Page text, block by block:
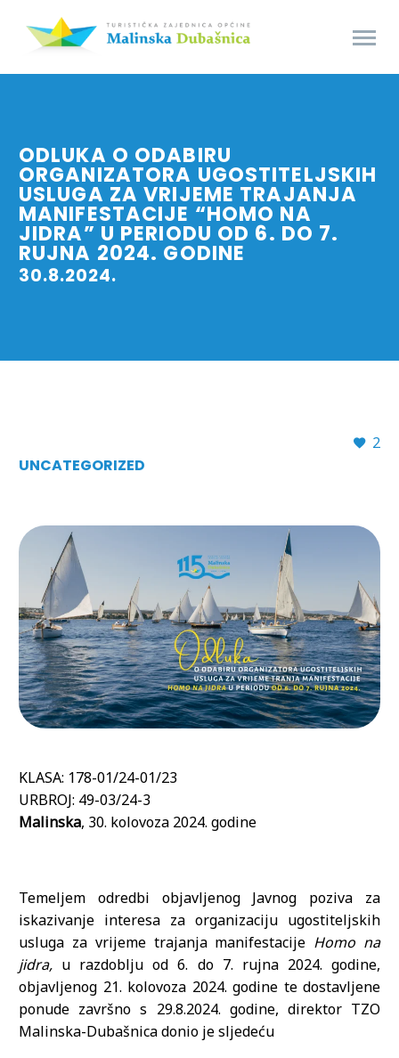
ODLUKA O ODABIRU
ORGANIZATORA UGOSTITELJSKIH
USLUGA ZA VRIJEME TRAJANJA
MANIFESTACIJE “HOMO NA
JIDRA” U PERIODU OD 6. DO 7.
RUJNA 2024. GODINE
30.8.2024.
2
UNCATEGORIZED
KLASA: 178-01/24-01/23
URBROJ: 49-03/24-3
Malinska, 30. kolovoza 2024. godine
Temeljem odredbi objavljenog Javnog poziva za
iskazivanje interesa za organizaciju ugostiteljskih
usluga za vrijeme trajanja manifestacije Homo na
jidra, u razdoblju od 6. do 7. rujna 2024. godine,
objavljenog 21. kolovoza 2024. godine te dostavljene
ponude završno s 29.8.2024. godine, direktor TZO
Malinska-Dubašnica donio je sljedeću